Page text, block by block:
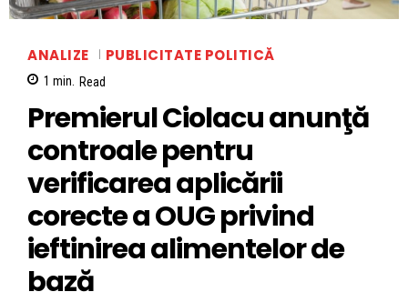
ANALIZE PUBLICITATE POLITICĂ
1 min. Read
Premierul Ciolacu anunţă
controale pentru
verificarea aplicării
corecte a OUG privind
ieftinirea alimentelor de
bază